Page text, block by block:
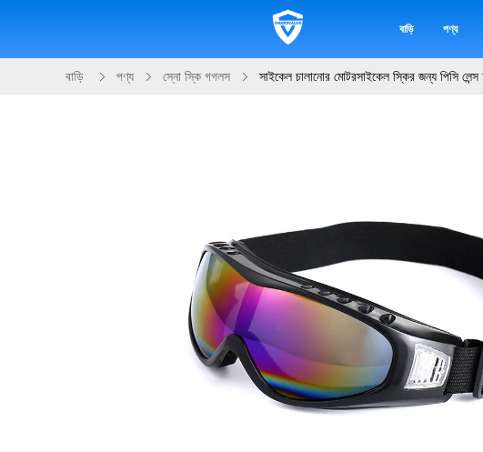
বাড়ি পণ্য
বাড়ি পণ্য স্নো স্কি গগলস সাইকেল চালানোর মোটরসাইকেল স্কির জন্য পিসি